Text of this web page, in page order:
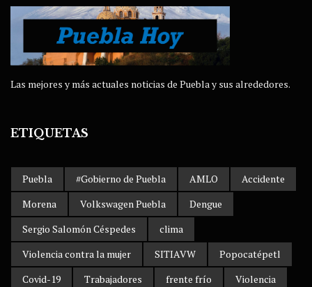
Las mejores y más actuales noticias de Puebla y sus alrededores.
ETIQUETAS
Puebla #Gobierno de Puebla AMLO
Accidente
Morena
Volkswagen Puebla
Dengue
Sergio Salomón Céspedes
clima
Violencia contra la mujer
SITIAVW
Popocatépetl
Covid-19
Trabajadores frente frío Violencia